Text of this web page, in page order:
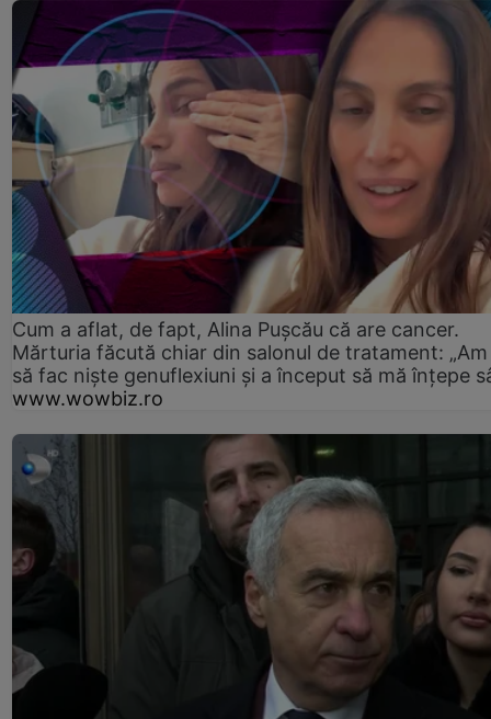
Cum a aflat, de fapt, Alina Pușcău că are cancer.
Mărturia făcută chiar din salonul de tratament:
să fac niște genuflexiuni și a început să mă înțepe
www.wowbiz.ro